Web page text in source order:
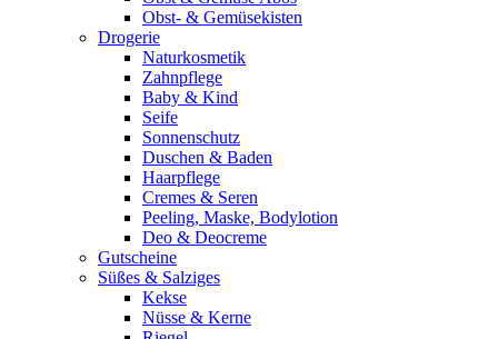
Obst- & Gemüsekisten
Drogerie
Naturkosmetik
Zahnpflege
Baby & Kind
Seife
Sonnenschutz
Duschen & Baden
Haarpflege
Cremes & Seren
Peeling, Maske, Bodylotion
Deo & Deocreme
Gutscheine
Süßes & Salziges
Kekse
Nüsse & Kerne